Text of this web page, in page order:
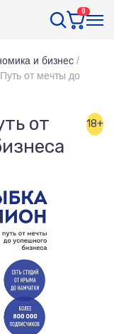
0
и бизнес /
от мечты до
от
18+